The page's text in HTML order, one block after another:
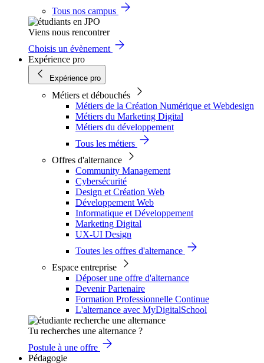
Tous nos campus
Viens nous rencontrer
Choisis un évènement
Expérience pro
Expérience pro
Métiers et débouchés
Métiers de la Création Numérique et Webdesign
Métiers du Marketing Digital
Métiers du développement
Tous les métiers
Offres d'alternance
Community Management
Cybersécurité
Design et Création Web
Développement Web
Informatique et Développement
Marketing Digital
UX-UI Design
Toutes les offres d'alternance
Espace entreprise
Déposer une offre d'alternance
Devenir Partenaire
Formation Professionnelle Continue
L'alternance avec MyDigitalSchool
Tu recherches une alternance ?
Postule à une offre
Pédagogie